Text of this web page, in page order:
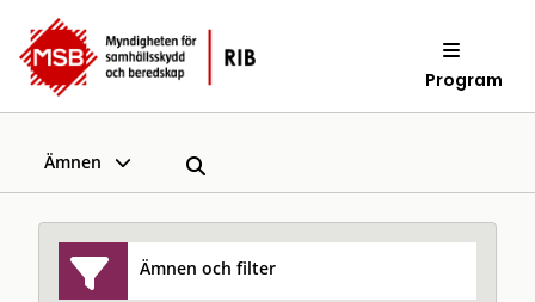
Program
Ämnen
Ämnen och filter